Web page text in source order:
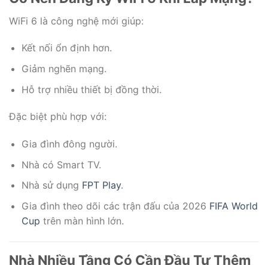
WiFi 6 là công nghệ mới giúp:
Kết nối ổn định hơn.
Giảm nghẽn mạng.
Hỗ trợ nhiều thiết bị đồng thời.
Đặc biệt phù hợp với:
Gia đình đông người.
Nhà có Smart TV.
Nhà sử dụng FPT Play.
Gia đình theo dõi các trận đấu của 2026 FIFA World
Cup trên màn hình lớn.
Nhà Nhiều Tầng Có Cần Đầu Tư Thêm